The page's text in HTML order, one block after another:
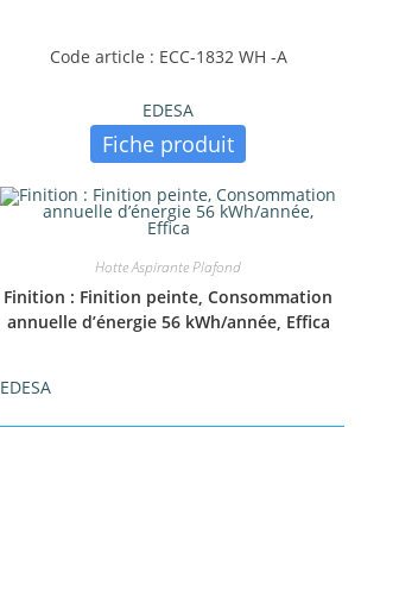
Code article : ECC-1832 WH -A
EDESA
Fiche produit
Hotte Aspirante Plafond
Finition : Finition peinte, Consommation
annuelle d’énergie 56 kWh/année, Effica
EDESA